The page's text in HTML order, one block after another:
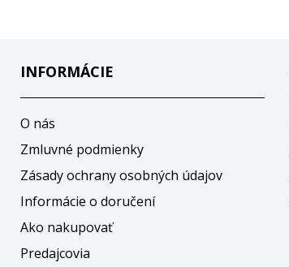
INFORMÁCIE
O nás
Zmluvné podmienky
Zásady ochrany osobných údajov
Informácie o doručení
Ako nakupovať
Predajcovia